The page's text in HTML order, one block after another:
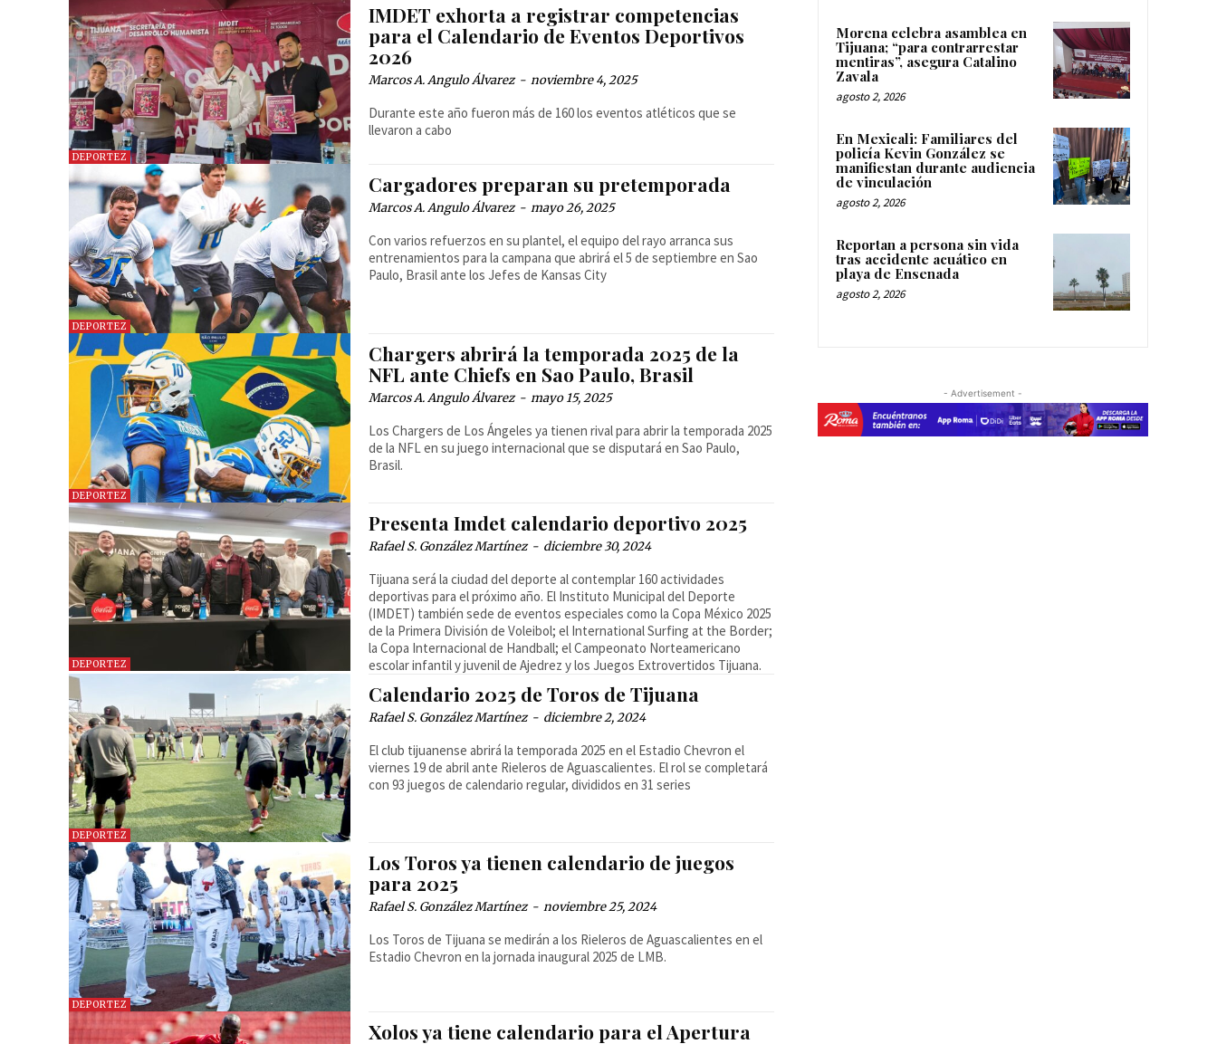
DEPORTEZ
IMDET exhorta a registrar competencias
para el Calendario de Eventos Deportivos
2026
Marcos A. Angulo Álvarez - noviembre 4, 2025
Durante este año fueron más de 160 los eventos atléticos que se
llevaron a cabo
DEPORTEZ
Cargadores preparan su pretemporada
Marcos A. Angulo Álvarez - mayo 26, 2025
Con varios refuerzos en su plantel, el equipo del rayo arranca sus
entrenamientos para la campana que abrirá el 5 de septiembre en Sao
Paulo, Brasil ante los Jefes de Kansas City
DEPORTEZ
Chargers abrirá la temporada 2025 de la
NFL ante Chiefs en Sao Paulo, Brasil
Marcos A. Angulo Álvarez - mayo 15, 2025
Los Chargers de Los Ángeles ya tienen rival para abrir la temporada 2025
de la NFL en su juego internacional que se disputará en Sao Paulo,
Brasil.
DEPORTEZ
Presenta Imdet calendario deportivo 2025
Rafael S. González Martínez - diciembre 30, 2024
Tijuana será la ciudad del deporte al contemplar 160 actividades
deportivas para el próximo año. El Instituto Municipal del Deporte
(IMDET) también sede de eventos especiales como la Copa México 2025
de la Primera División de Voleibol; el International Surfing at the Border;
la Copa Internacional de Handball; el Campeonato Norteamericano
escolar infantil y juvenil de Ajedrez y los Juegos Extrovertidos Tijuana.
DEPORTEZ
Calendario 2025 de Toros de Tijuana
Rafael S. González Martínez - diciembre 2, 2024
El club tijuanense abrirá la temporada 2025 en el Estadio Chevron el
viernes 19 de abril ante Rieleros de Aguascalientes. El rol se completará
con 93 juegos de calendario regular, divididos en 31 series
DEPORTEZ
Los Toros ya tienen calendario de juegos
para 2025
Rafael S. González Martínez - noviembre 25, 2024
Los Toros de Tijuana se medirán a los Rieleros de Aguascalientes en el
Estadio Chevron en la jornada inaugural 2025 de LMB.
Xolos ya tiene calendario para el Apertura
Morena celebra asamblea en
Tijuana; “para contrarrestar
mentiras”, asegura Catalino
Zavala
agosto 2, 2026
En Mexicali: Familiares del
policía Kevin González se
manifiestan durante audiencia
de vinculación
agosto 2, 2026
Reportan a persona sin vida
tras accidente acuático en
playa de Ensenada
agosto 2, 2026
- Advertisement -